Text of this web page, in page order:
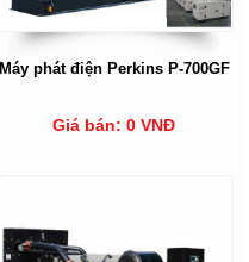
Máy phát điện Perkins P-700GF
Giá bán: 0 VNĐ